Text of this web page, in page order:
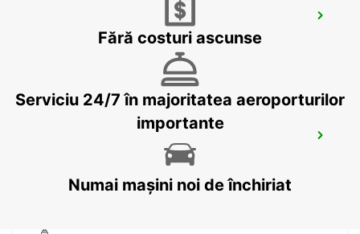
VERNIER - SWITZERLAND
Fără costuri ascunse
Serviciu 24/7 în majoritatea aeroporturilor
importante
Numai mașini noi de închiriat